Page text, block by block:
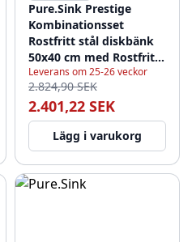
Pure.Sink Prestige
Kombinationsset
Rostfritt stål diskbänk
50x40 cm med Rostfritt
stål Kökskran
1208970762
Leverans om 25-26 veckor
2.824,90 SEK
2.401,22 SEK
Lägg i varukorg